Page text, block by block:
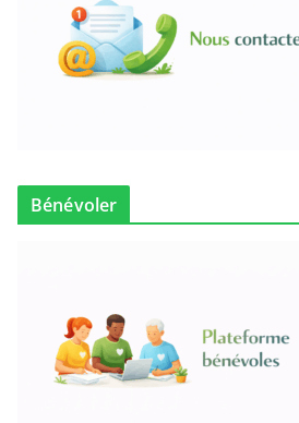
Bénévoler